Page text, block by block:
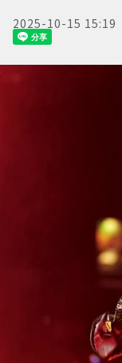
2025-10-15 15:19